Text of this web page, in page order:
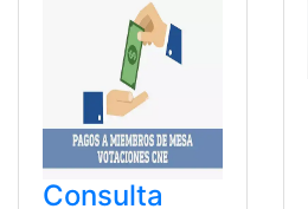
Consulta